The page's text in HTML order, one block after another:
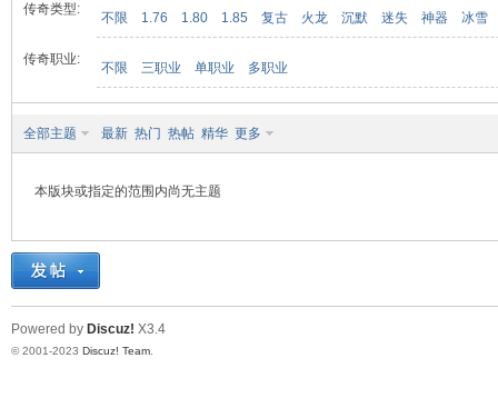
传奇类型:
不限 1.76 1.80 1.85 复古 火龙 沉默 迷失 神器 冰雪
传奇职业:
不限 三职业 单职业 多职业
全部主题 最新 热门 热帖 精华 更多
本版块或指定的范围内尚无主题
Powered by Discuz! X3.4
© 2001-2023 Discuz! Team.